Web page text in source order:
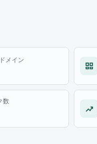
メイン
数